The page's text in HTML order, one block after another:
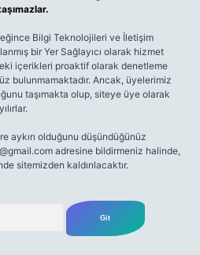
Bilgi Teknolojileri ve İletişim
bir Yer Sağlayıcı olarak hizmet
içerikleri proaktif olarak denetleme
bulunmamaktadır. Ancak, üyelerimiz
taşımakta olup, siteye üye olarak
aykırı olduğunu düşündüğünüz
adresine bildirmeniz halinde,
sitemizden kaldırılacaktır.